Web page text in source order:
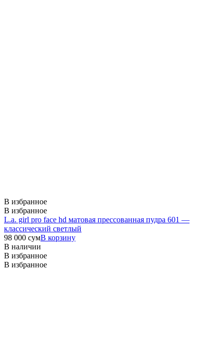
В избранное
В избранное
L.a. girl pro face hd матовая прессованная пудра 601 —
классический светлый
98 000 сумВ корзину
В наличии
В избранное
В избранное